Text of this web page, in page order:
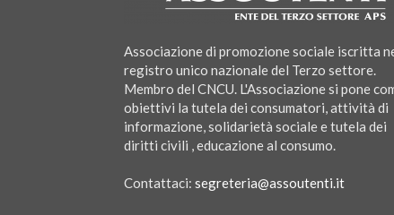
Associazione di promozione sociale iscritta
registro unico nazionale del Terzo settore.
Membro del CNCU. L'Associazione si pone
obiettivi la tutela dei consumatori, attività di
informazione, solidarietà sociale e tutela dei
diritti civili , educazione al consumo.
Contattaci: segreteria@assoutenti.it